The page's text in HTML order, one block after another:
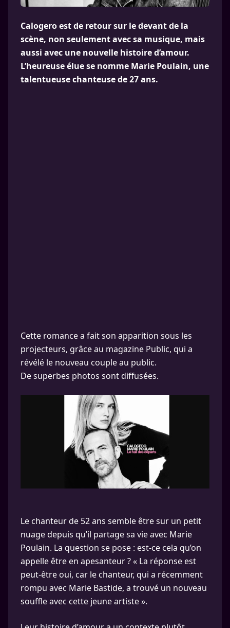
Calogero est de retour sur le devant de la
scène, non seulement avec sa musique, mais
aussi avec une nouvelle histoire d’amour.
L’heureuse élue se nomme Marie Poulain, une
talentueuse chanteuse de 27 ans.
Cette romance a fait son apparition sous les
projecteurs, grâce au magazine Public, qui a
révélé le nouveau couple au public.
De superbes photos sont diffusées.
Le chanteur de 52 ans semble être sur un petit
nuage depuis qu’il partage sa vie avec Marie
Poulain. La question se pose : est-ce cela qu’on
appelle être en apesanteur ? « La réponse est
peut-être oui, car le chanteur, qui a récemment
rompu avec Marie Bastide, a trouvé un nouveau
souffle avec cette jeune artiste ».